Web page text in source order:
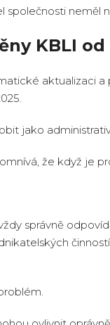
společnosti neměl
KBLI od
aktualizaci
jako
že když je
správně